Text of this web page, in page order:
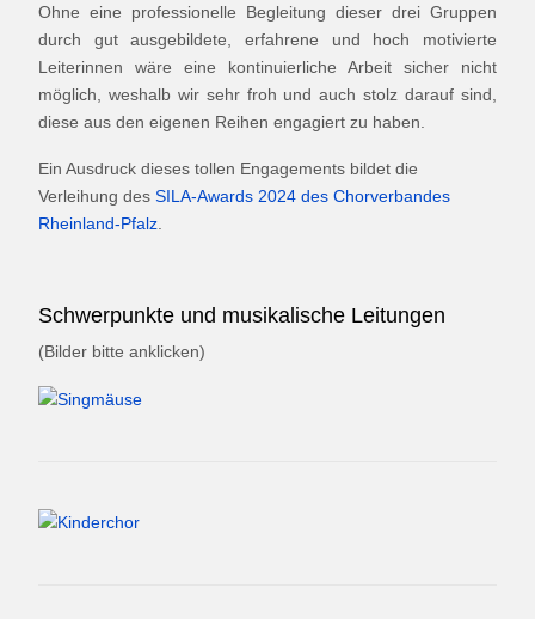
Ohne eine professionelle Begleitung dieser drei Gruppen
durch gut ausgebildete, erfahrene und hoch motivierte
Leiterinnen wäre eine kontinuierliche Arbeit sicher nicht
möglich, weshalb wir sehr froh und auch stolz darauf sind,
diese aus den eigenen Reihen engagiert zu haben.
Ein Ausdruck dieses tollen Engagements bildet die
Verleihung des SILA-Awards 2024 des Chorverbandes
Rheinland-Pfalz
Schwerpunkte und musikalische Leitungen
(Bilder bitte anklicken)